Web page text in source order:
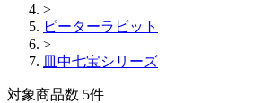
>
ピーターラビット
>
皿中七宝シリーズ
対象商品数 5件